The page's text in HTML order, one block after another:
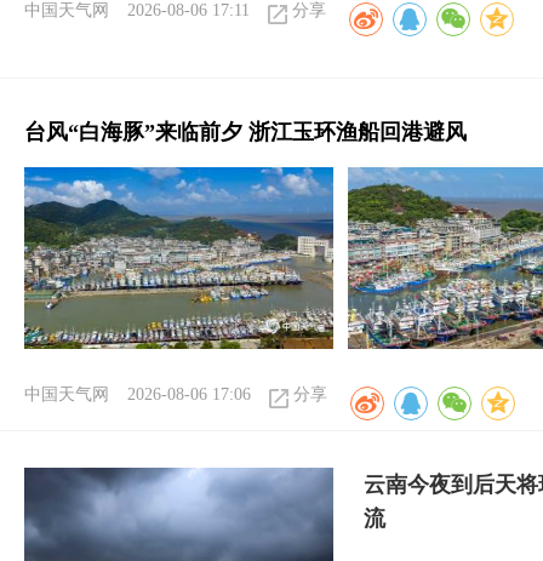
中国天气网 2026-08-06 17:11 分享
台风“白海豚”来临前夕 浙江玉环渔船回港避风
中国天气网 2026-08-06 17:06 分享
云南今夜到后天
流